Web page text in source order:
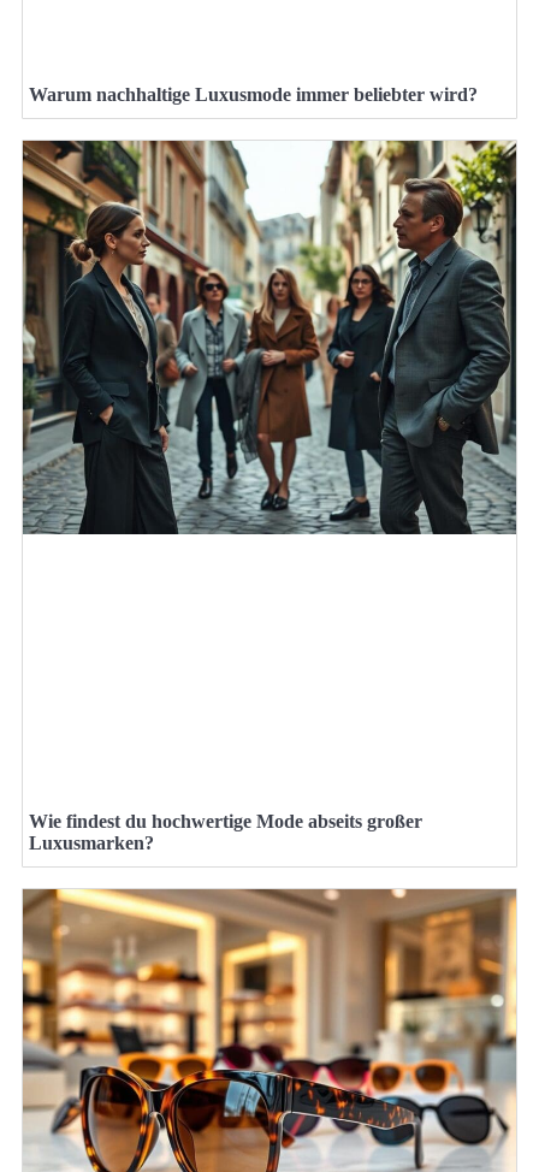
Warum nachhaltige Luxusmode immer beliebter wird?
Wie findest du hochwertige Mode abseits großer
Luxusmarken?